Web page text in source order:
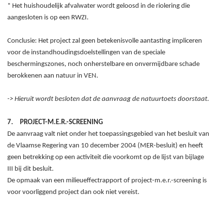
* Het huishoudelijk afvalwater wordt geloosd in de riolering die
aangesloten is op een RWZI.
Conclusie: Het project zal geen betekenisvolle aantasting impliceren
voor de instandhoudingsdoelstellingen van de speciale
beschermingszones, noch onherstelbare en onvermijdbare schade
berokkenen aan natuur in VEN.
-> Hieruit wordt besloten dat de aanvraag de natuurtoets doorstaat.
7.
PROJECT-M.E.R.-SCREENING
De aanvraag valt niet onder het toepassingsgebied van het besluit van
de Vlaamse Regering van 10 december 2004 (MER-besluit) en heeft
geen betrekking op een activiteit die voorkomt op de lijst van bijlage
III bij dit besluit.
De opmaak van een milieueffectrapport of project-m.e.r.-screening is
voor voorliggend project dan ook niet vereist.